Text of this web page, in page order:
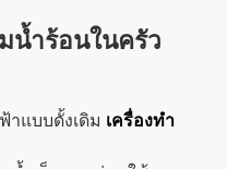
น้ำร้อนในครัว
าแบบดั้งเดิม เครื่องทำ